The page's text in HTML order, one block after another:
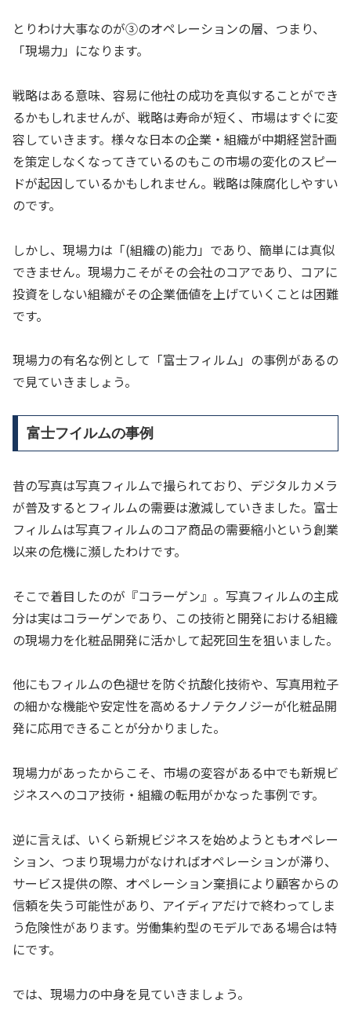
とりわけ大事なのが③のオペレーションの層、つまり、
「現場力」になります。
戦略はある意味、容易に他社の成功を真似することができ
るかもしれませんが、戦略は寿命が短く、市場はすぐに変
容していきます。様々な日本の企業・組織が中期経営計画
を策定しなくなってきているのもこの市場の変化のスピー
ドが起因しているかもしれません。戦略は陳腐化しやすい
のです。
しかし、現場力は「(組織の)能力」であり、簡単には真似
できません。現場力こそがその会社のコアであり、コアに
投資をしない組織がその企業価値を上げていくことは困難
です。
現場力の有名な例として「富士フィルム」の事例があるの
で見ていきましょう。
富士フイルムの事例
昔の写真は写真フィルムで撮られており、デジタルカメラ
が普及するとフィルムの需要は激減していきました。富士
フィルムは写真フィルムのコア商品の需要縮小という創業
以来の危機に瀕したわけです。
そこで着目したのが『コラーゲン』。写真フィルムの主成
分は実はコラーゲンであり、この技術と開発における組織
の現場力を化粧品開発に活かして起死回生を狙いました。
他にもフィルムの色褪せを防ぐ抗酸化技術や、写真用粒子
の細かな機能や安定性を高めるナノテクノジーが化粧品開
発に応用できることが分かりました。
現場力があったからこそ、市場の変容がある中でも新規ビ
ジネスへのコア技術・組織の転用がかなった事例です。
逆に言えば、いくら新規ビジネスを始めようともオペレー
ション、つまり現場力がなければオペレーションが滞り、
サービス提供の際、オペレーション棄損により顧客からの
信頼を失う可能性があり、アイディアだけで終わってしま
う危険性があります。労働集約型のモデルである場合は特
にです。
では、現場力の中身を見ていきましょう。